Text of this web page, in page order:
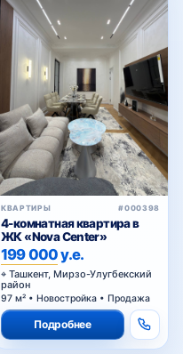
КВАРТИРЫ #000398
4-комнатная квартира в
ЖК «Nova Center»
199 000 у.е.
Ташкент, Мирзо-Улугбекский
район
97 м² • Новостройка • Продажа
Подробнее